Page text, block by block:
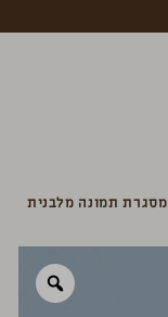
מסגרת תמונה מלבנית